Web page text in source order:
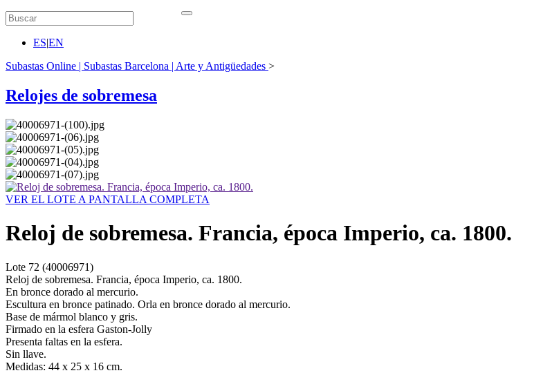
ES|EN
Subastas Online | Subastas Barcelona | Arte y Antigüedades >
Relojes de sobremesa
VER EL LOTE A PANTALLA COMPLETA
Reloj de sobremesa. Francia, época Imperio, ca. 1800.
Lote 72 (40006971)
Reloj de sobremesa. Francia, época Imperio, ca. 1800.
En bronce dorado al mercurio.
Escultura en bronce patinado. Orla en bronce dorado al mercurio.
Base de mármol blanco y gris.
Firmado en la esfera Gaston-Jolly
Presenta faltas en la esfera.
Sin llave.
Medidas: 44 x 25 x 16 cm.